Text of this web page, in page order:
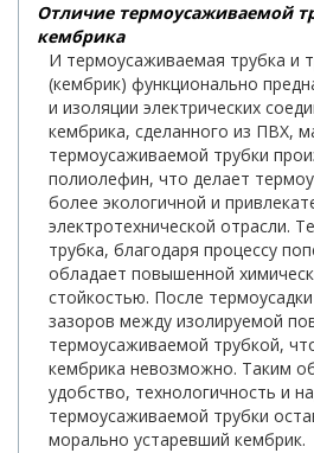
Отличие термоусаживаемой
кембрика
И термоусаживаемая трубка и
(кембрик) функционально
и изоляции электрических
кембрика, сделанного из ПВХ,
термоусаживаемой трубки
полиолефин, что делает
более экологичной и
электротехнической отрасли.
трубка, благодаря процессу
обладает повышенной
стойкостью. После
зазоров между изолируемой
термоусаживаемой трубкой,
кембрика невозможно. Таким
удобство, технологичность и
термоусаживаемой трубки
морально устаревший кембрик.